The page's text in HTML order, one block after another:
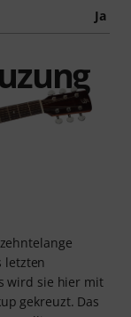
Ja
letzten
wird sie hier mit
gekreuzt. Das